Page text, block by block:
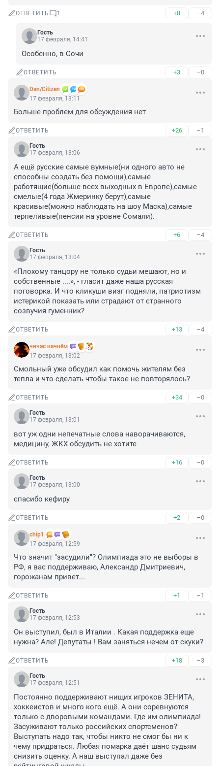
ОТВЕТИТЬ 1 +8 –4
Гость
17 февраля, 14:41
Особенно, в Сочи
ОТВЕТИТЬ +3 –0
Dan/Citizen
17 февраля, 13:11
Больше проблем для обсуждения нет
ОТВЕТИТЬ +26 –1
Гость
17 февраля, 13:06
А ещё русские самые вумные(ни одного авто не
способны создать без помощи),самые
работящие(больше всех выходных в Европе),самые
смелые(4 года Жмеринку берут),самые
красивые(можно наблюдать на шоу Маска),самые
терпеливые(пенсии на уровне Сомали).
ОТВЕТИТЬ +6 –4
Гость
17 февраля, 13:04
«Плохому танцору не только судьи мешают, но и
собственные ....», - гласит даже наша русская
поговорка. И что кликуши визг подняли, патриотизм
истерикой показать или страдают от странного
созвучия гуменник?
ОТВЕТИТЬ +13 –4
чичас начнём
17 февраля, 13:02
Смольный уже обсудил как помочь жителям без
тепла и что сделать чтобы такое не повторялось?
ОТВЕТИТЬ +34 –0
Гость
17 февраля, 13:01
вот уж одни непечатные слова наворачиваются,
медицину, ЖКХ обсудить не хотите
ОТВЕТИТЬ +16 –0
Гость
17 февраля, 13:00
спасибо кефиру
ОТВЕТИТЬ +2 –0
chip1
17 февраля, 12:59
Что значит "засудили"? Олимпиада это не выборы в
РФ, я вас поддерживаю, Александр Дмитриевич,
горожанам привет...
ОТВЕТИТЬ +1 –1
Гость
17 февраля, 12:53
Он выступил, был в Италии . Какая поддержка еще
нужна? Але! Депутаты ! Вам заняться нечем от скуки?
ОТВЕТИТЬ +18 –3
Гость
17 февраля, 12:51
Постоянно поддерживают нищих игроков ЗЕНИТА,
хоккеистов и много кого ещё. А они соревнуются
только с дворовыми командами. Где им олимпиада!
Засуживают только российских спортсменов?
Выступать надо так, чтобы никто не смог бы ни к
чему придраться. Любая помарка даёт шанс судьям
снизить оценку. А наш выступал даже без